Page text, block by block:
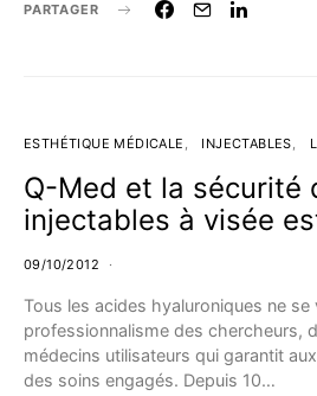
PARTAGER
ESTHÉTIQUE MÉDICALE INJECTABLES
Q-Med et la sécurité
injectables à visée
09/10/2012
Tous les acides hyaluroniques ne se
professionnalisme des chercheurs,
médecins utilisateurs qui garantit
des soins engagés. Depuis 10…